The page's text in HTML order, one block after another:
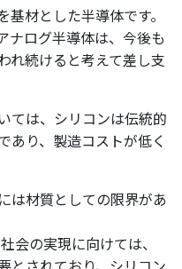
材とした半導体です。
ナログ半導体は、今後も
れ続けると考えて差し支
ては、シリコンは伝統的
あり、製造コストが低く
は材質としての限界があ
会の実現に向けては、